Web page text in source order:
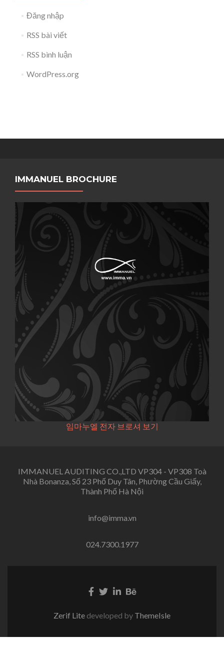
Đăng nhập
RSS bài viết
RSS bình luận
WordPress.org
IMMANUEL BROCHURE
임마누엘 전자 브로셔 보기
IMMANUEL AUDITING CO.,LTD VP304 - VP308 Toà
Nhà Bonanza, Số 23 Phố Duy Tân, Phường Cầu Giấy,
Thành Phố Hà Nội
info@imma.vn
024.7300.1977
Facebook
link
Twitter
LinkedinBehance
Zerif Lite developed by ThemeIsle